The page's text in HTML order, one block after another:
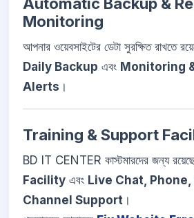
Monitoring
আপনার ওয়েবসাইটের ডেটা সুরক্ষিত রাখতে
Daily Backup এবং Monitoring
Alerts ।
Training & Support
BD IT CENTER কাস্টমারদের জন্য
Facility এবং Live Chat,
Channel Support ।